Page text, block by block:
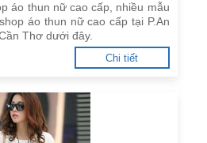
áo thun nữ cao cấp, nhiều mẫu
áo thun nữ cao cấp tại P.An
Thơ dưới đây.
Chi tiết